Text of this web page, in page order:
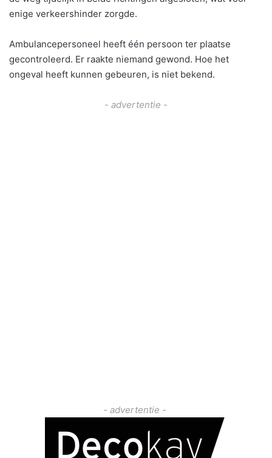
enige verkeershinder zorgde.
Ambulancepersoneel heeft één persoon ter plaatse
gecontroleerd. Er raakte niemand gewond. Hoe het
ongeval heeft kunnen gebeuren, is niet bekend.
- advertentie -
- advertentie -